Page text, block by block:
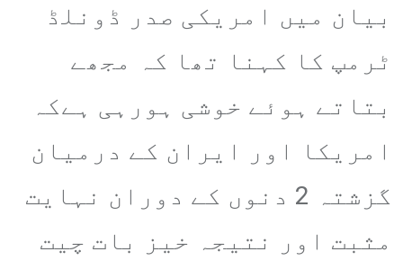
بیان میں امریکی صدر ڈونلڈ
ٹرمپ کا کہنا تھا کہ مجھے
بتاتے ہوئے خوشی ہورہی ہےکہ
امریکا اور ایران کے درمیان
گزشتہ 2 دنوں کے دوران نہایت
مثبت اور نتیجہ خیز بات چیت